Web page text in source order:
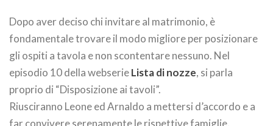
Dopo aver deciso chi invitare al matrimonio, è
fondamentale trovare il modo migliore per posizionare
gli ospiti a tavola e non scontentare nessuno. Nel
episodio 10 della webserieLista di nozze, si parla
proprio di “Disposizione ai tavoli”.
Riusciranno Leone ed Arnaldo a mettersi d’accordo e a
far convivere serenamente le rispettive famiglie,